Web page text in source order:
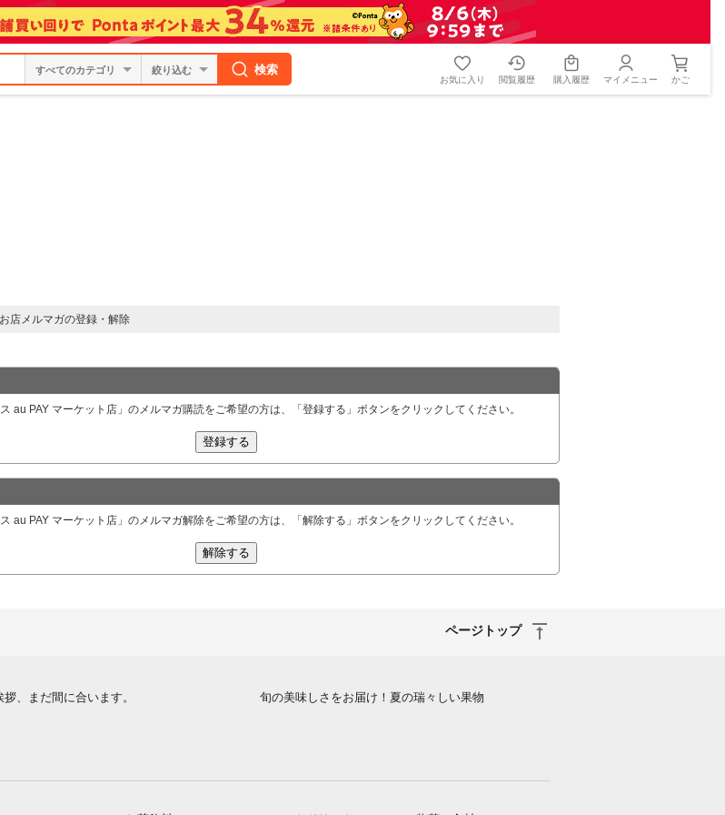
絞り込む 検索
お気に入り 閲覧履歴 購入履歴 マイメニュー かご
お店メルマガの登録・解除
au PAY マーケット店」のメルマガ購読をご希望の方は、「登録する」ボタンをクリックしてください。
au PAY マーケット店」のメルマガ解除をご希望の方は、「解除する」ボタンをクリックしてください。
ページトップ
拶、まだ間に合います。 旬の美味しさをお届け！夏の瑞々しい果物